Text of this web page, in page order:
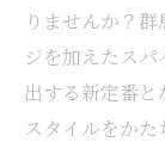
りませんか？
ジを加えたス
出する新定番
スタイルをか